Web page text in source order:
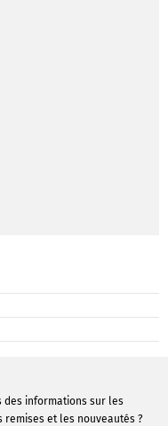
des informations sur les
remises et les nouveautés ?